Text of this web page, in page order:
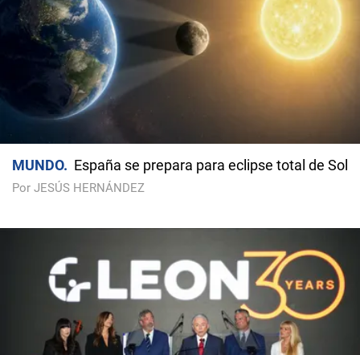
MUNDO España se prepara para eclipse total de Sol
Por JESÚS HERNÁNDEZ